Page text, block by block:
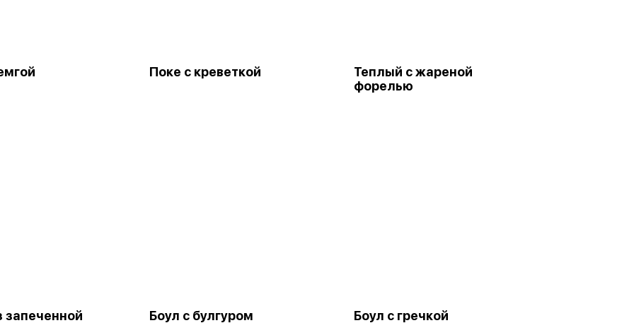
Поке с креветкой
Теплый с жареной
форелью
запеченной
Боул с булгуром Боул с гречкой